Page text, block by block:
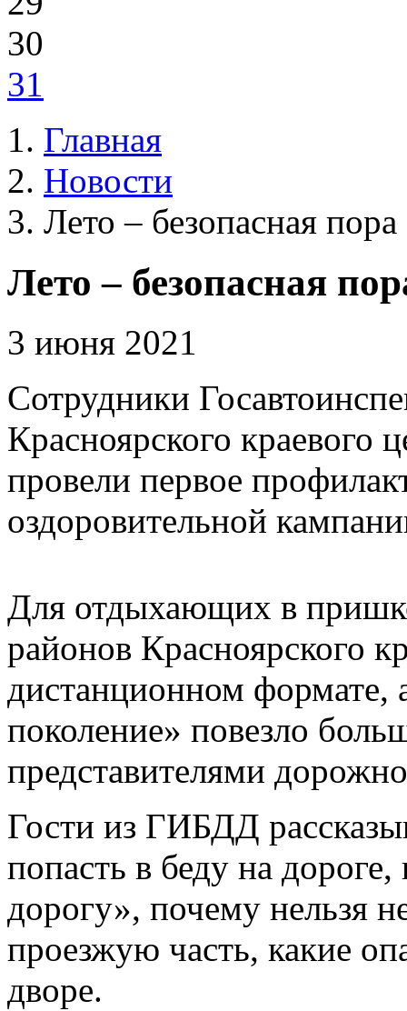
30
31
Главная
Новости
Лето – безопасная пора
Лето – безопасная
3 июня 2021
Сотрудники
Красноярского краевого
провели первое
оздоровительной
Для отдыхающих в
районов Красноярского
дистанционном формате,
поколение» повезло
представителями
Гости из ГИБДД
попасть в беду на
дорогу», почему нельзя
проезжую часть, какие
дворе.